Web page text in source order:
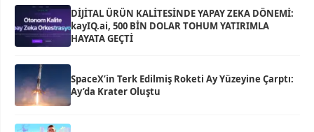
DİJİTAL ÜRÜN KALİTESİNDE YAPAY ZEKA DÖNEMİ:
kayIQ.ai, 500 BİN DOLAR TOHUM YATIRIMLA
HAYATA GEÇTİ
SpaceX’in Terk Edilmiş Roketi Ay Yüzeyine Çarptı:
Ay’da Krater Oluştu